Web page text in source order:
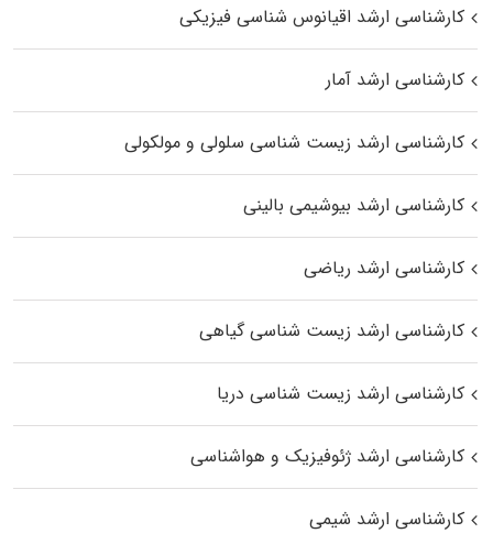
کارشناسی ارشد اقیانوس‌ شناسی فیزیکی
کارشناسی ارشد آمار
کارشناسی ارشد زیست شناسی سلولی و مولکولی
کارشناسی ارشد بیوشیمی بالینی
کارشناسی ارشد ریاضی
کارشناسی ارشد زیست‌ شناسی گیاهی
کارشناسی ارشد زیست‌ شناسی دریا
کارشناسی ارشد ژئوفیزیک و هواشناسی
کارشناسی ارشد شیمی